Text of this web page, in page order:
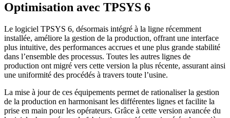
Optimisation avec TPSYS 6
Le logiciel TPSYS 6, désormais intégré à la ligne récemment
installée, améliore la gestion de la production, offrant une interface
plus intuitive, des performances accrues et une plus grande stabilité
dans l’ensemble des processus. Toutes les autres lignes de
production ont migré vers cette version la plus récente, assurant ainsi
une uniformité des procédés à travers toute l’usine.
La mise à jour de ces équipements permet de rationaliser la gestion
de la production en harmonisant les différentes lignes et facilite la
prise en main pour les opérateurs. Grâce à cette version avancée du